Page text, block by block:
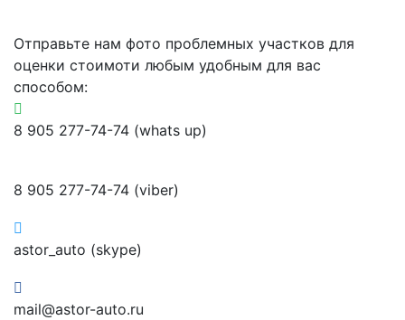
Отправьте нам фото проблемных участков для
оценки стоимоти любым удобным для вас
способом:
8 905 277-74-74 (whats up)
8 905 277-74-74 (viber)
astor_auto (skype)
mail@astor-auto.ru